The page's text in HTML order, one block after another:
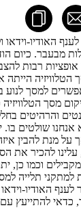
האודיו-וידאו
הוא שונה ב-180 מעלות
רבות
הטלוויזיה הייתה
מסך
והרהיטים
אנחנו שולטים
על מנת להבין
להכיר את
וכמו כן,
תלייה
האודיו-
כדאי להתייעץ